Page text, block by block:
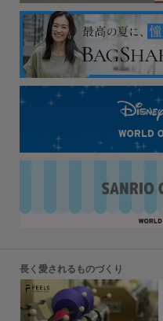
長く愛されるものづくり